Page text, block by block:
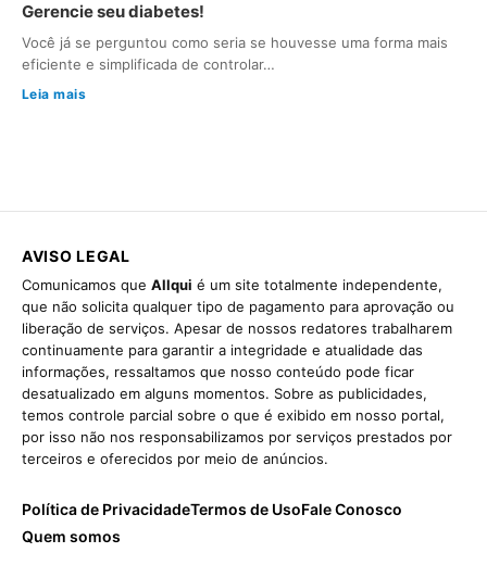
Gerencie seu diabetes!
Você já se perguntou como seria se houvesse uma forma mais
eficiente e simplificada de controlar…
Leia mais
AVISO LEGAL
Comunicamos que Allqui é um site totalmente independente,
que não solicita qualquer tipo de pagamento para aprovação ou
liberação de serviços. Apesar de nossos redatores trabalharem
continuamente para garantir a integridade e atualidade das
informações, ressaltamos que nosso conteúdo pode ficar
desatualizado em alguns momentos. Sobre as publicidades,
temos controle parcial sobre o que é exibido em nosso portal,
por isso não nos responsabilizamos por serviços prestados por
terceiros e oferecidos por meio de anúncios.
Política de PrivacidadeTermos de UsoFale Conosco
Quem somos